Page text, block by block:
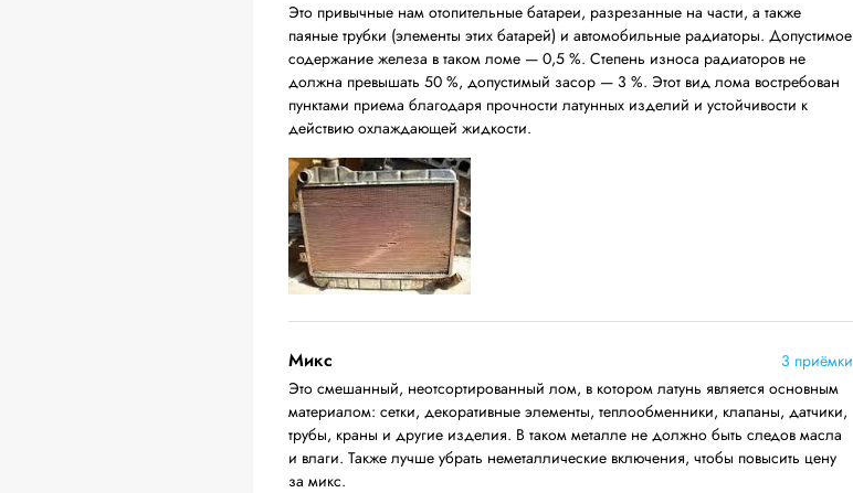
Это привычные нам отопительные батареи, разрезанные на части, а также
паяные трубки (элементы этих батарей) и автомобильные радиаторы. Допустимое
содержание железа в таком ломе — 0,5 %. Степень износа радиаторов не
должна превышать 50 %, допустимый засор — 3 %. Этот вид лома востребован
пунктами приема благодаря прочности латунных изделий и устойчивости к
действию охлаждающей жидкости.
Микс
3 приёмки
Это смешанный, неотсортированный лом, в котором латунь является основным
материалом: сетки, декоративные элементы, теплообменники, клапаны, датчики,
трубы, краны и другие изделия. В таком металле не должно быть следов масла
и влаги. Также лучше убрать неметаллические включения, чтобы повысить цену
за микс.